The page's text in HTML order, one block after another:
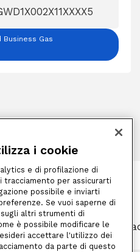
Gas
GRATUITA
ci sono costi di
interruzione della
al contatore.
i cookie
e di profilazione di
per assicurarti
possibile e inviarti
Se vuoi saperne di
altri strumenti di
è possibile modificare le
accettare l'utilizzo dei
da parte di questo